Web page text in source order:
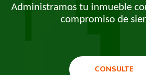
Administramos tu inmueble
compromiso de
CONSULTE